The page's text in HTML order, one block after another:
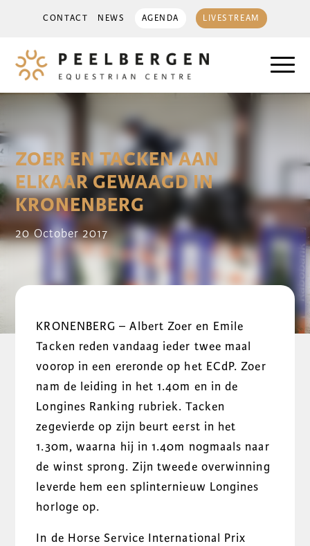
CONTACT NEWS AGENDA LIVESTREAM
ZOER EN TACKEN AAN
ELKAAR GEWAAGD IN
KRONENBERG
20 October 2017
KRONENBERG – Albert Zoer en Emile
Tacken reden vandaag ieder twee maal
voorop in een ereronde op het ECdP. Zoer
nam de leiding in het 1.40m en in de
Longines Ranking rubriek. Tacken
zegevierde op zijn beurt eerst in het
1.30m, waarna hij in 1.40m nogmaals naar
de winst sprong. Zijn tweede overwinning
leverde hem een splinternieuw Longines
horloge op.
In de Horse Service International Prix